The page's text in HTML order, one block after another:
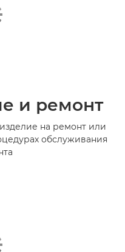
и ремонт
на ремонт или
обслуживания